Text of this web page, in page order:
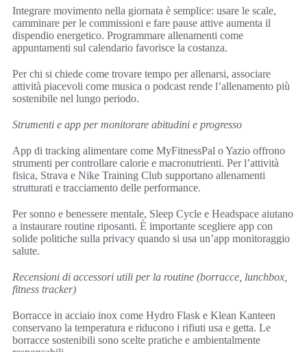
Integrare movimento nella giornata è semplice: usare le scale,
camminare per le commissioni e fare pause attive aumenta il
dispendio energetico. Programmare allenamenti come
appuntamenti sul calendario favorisce la costanza.
Per chi si chiede come trovare tempo per allenarsi, associare
attività piacevoli come musica o podcast rende l’allenamento più
sostenibile nel lungo periodo.
Strumenti e app per monitorare abitudini e progresso
App di tracking alimentare come MyFitnessPal o Yazio offrono
strumenti per controllare calorie e macronutrienti. Per l’attività
fisica, Strava e Nike Training Club supportano allenamenti
strutturati e tracciamento delle performance.
Per sonno e benessere mentale, Sleep Cycle e Headspace aiutano
a instaurare routine riposanti. È importante scegliere app con
solide politiche sulla privacy quando si usa un’app monitoraggio
salute.
Recensioni di accessori utili per la routine (borracce, lunchbox,
fitness tracker)
Borracce in acciaio inox come Hydro Flask e Klean Kanteen
conservano la temperatura e riducono i rifiuti usa e getta. Le
borracce sostenibili sono scelte pratiche e ambientalmente